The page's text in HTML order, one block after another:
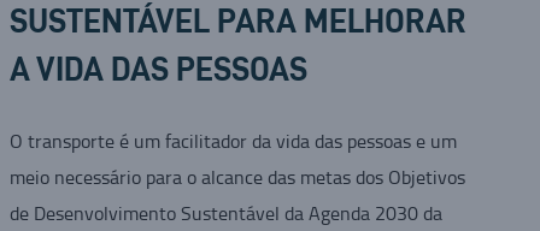
SUSTENTÁVEL PARA MELHORAR
A VIDA DAS PESSOAS
O transporte é um facilitador da vida das pessoas e um
meio necessário para o alcance das metas dos Objetivos
de Desenvolvimento Sustentável da Agenda 2030 da